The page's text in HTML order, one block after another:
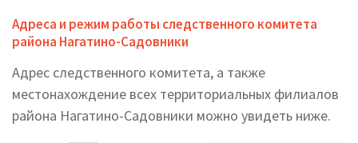
Адреса и режим работы следственного комитета
района Нагатино-Садовники
Адрес следственного комитета, а также
местонахождение всех территориальных филиалов
района Нагатино-Садовники можно увидеть ниже.